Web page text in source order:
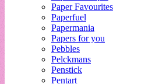
Paper Favourites
Paperfuel
Papermania
Papers for you
Pebbles
Pelckmans
Penstick
Pentart